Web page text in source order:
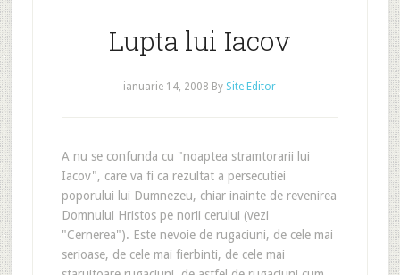
Lupta lui Iacov
ianuarie 14, 2008 By Site Editor
A nu se confunda cu "noaptea stramtorarii lui
Iacov", care va fi ca rezultat a persecutiei
poporului lui Dumnezeu, chiar inainte de revenirea
Domnului Hristos pe norii cerului (vezi
"Cernerea"). Este nevoie de rugaciuni, de cele mai
serioase, de cele mai fierbinti, de cele mai